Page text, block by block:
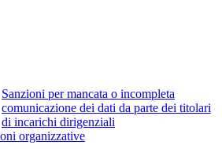
Sanzioni per mancata o incompleta
comunicazione dei dati da parte dei titolari
di incarichi dirigenziali
organizzative